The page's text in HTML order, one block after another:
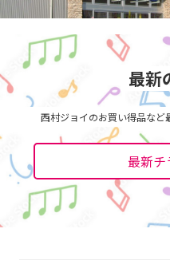
最新
西村ジョイのお買い得品など
最新チ